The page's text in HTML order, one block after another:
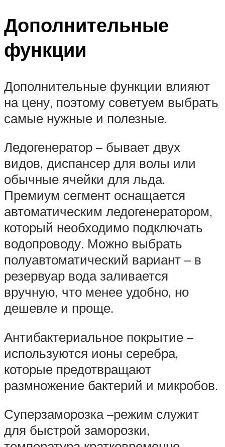
Дополнительные
функции
Дополнительные функции влияют
на цену, поэтому советуем выбрать
самые нужные и полезные.
Ледогенератор – бывает двух
видов, диспансер для волы или
обычные ячейки для льда.
Премиум сегмент оснащается
автоматическим ледогенератором,
который необходимо подключать
водопроводу. Можно выбрать
полуавтоматический вариант – в
резервуар вода заливается
вручную, что менее удобно, но
дешевле и проще.
Антибактериальное покрытие –
используются ионы серебра,
которые предотвращают
размножение бактерий и микробов.
Суперзаморозка –режим служит
для быстрой заморозки,